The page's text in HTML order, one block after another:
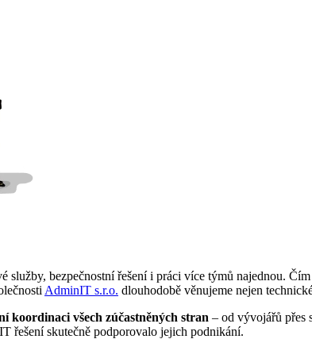
bezpečnostní řešení i práci více týmů najednou.
AdminIT s.r.o. dlouhodobě věnujeme nejen
koordinaci všech zúčastněných stran – od vývojářů přes
řešení skutečně podporovalo jejich podnikání.